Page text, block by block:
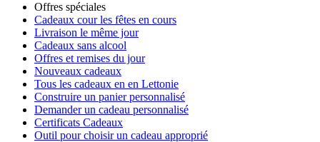
Offres spéciales
Cadeaux cour les fêtes en cours
Livraison le même jour
Cadeaux sans alcool
Offres et remises du jour
Nouveaux cadeaux
Tous les cadeaux en en Lettonie
Construire un panier personnalisé
Demander un cadeau personnalisé
Certificats Cadeaux
Outil pour choisir un cadeau approprié